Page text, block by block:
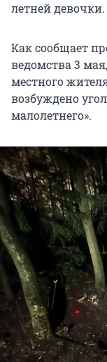
летней
Как сообщает
ведомства 3
местного
возбуждено
малолетнего».